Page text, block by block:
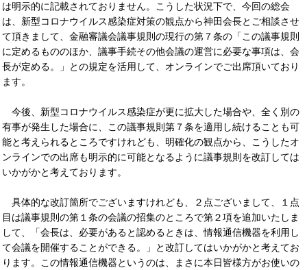
は明示的に記載されておりません。こうした状況下で、今回の総会
は、新型コロナウイルス感染症対策の観点から神田会長とご相談させ
て頂きまして、金融審議会議事規則の現行の第７条の「この議事規則
に定めるもののほか、議事手続その他会議の運営に必要な事項は、会
長が定める。」との規定を活用して、オンラインでご出席頂いており
ます。
今後、新型コロナウイルス感染症が更に拡大した場合や、全く別の
有事が発生した場合に、この議事規則第７条を適用し続けることも可
能と考えられるところですけれども、明確化の観点から、こうしたオ
ンラインでの出席も明示的に可能となるように議事規則を改訂しては
いかがかと考えております。
具体的な改訂箇所でございますけれども、２点ございまして、１点
目は議事規則の第１条の会議の招集のところで第２項を追加いたしま
して、「会長は、必要があると認めるときは、情報通信機器を利用し
て会議を開催することができる。」と改訂してはいかがかと考えてお
ります。この情報通信機器というのは、まさに本日皆様方がお使いの